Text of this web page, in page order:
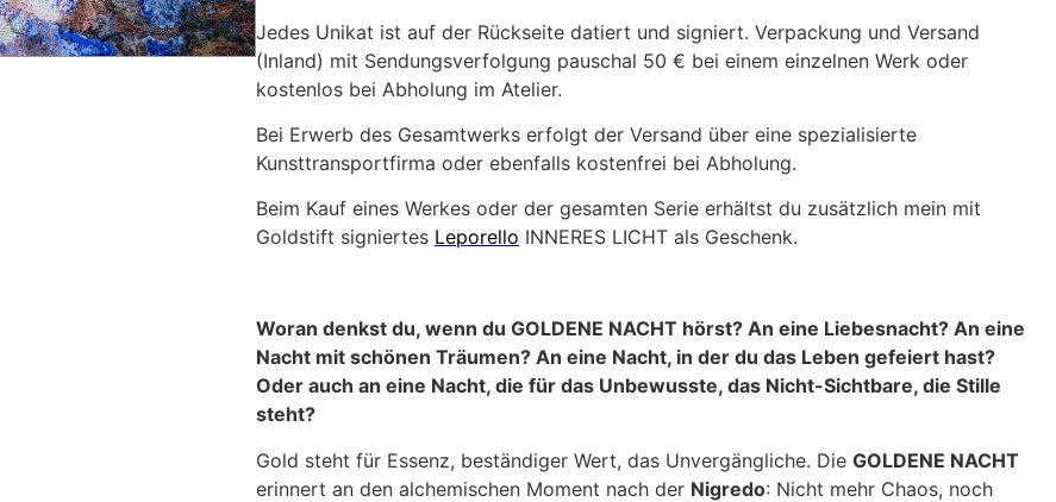
Jedes Unikat ist auf der Rückseite datiert und signiert. Verpackung und Versand
(Inland) mit Sendungsverfolgung pauschal 50 € bei einem einzelnen Werk oder
kostenlos bei Abholung im Atelier.
Bei Erwerb des Gesamtwerks erfolgt der Versand über eine spezialisierte
Kunsttransportfirma oder ebenfalls kostenfrei bei Abholung.
Beim Kauf eines Werkes oder der gesamten Serie erhältst du zusätzlich mein mit
Goldstift signiertes Leporello INNERES LICHT als Geschenk.
Woran denkst du, wenn du GOLDENE NACHT hörst? An eine Liebesnacht? An eine
Nacht mit schönen Träumen? An eine Nacht, in der du das Leben gefeiert hast?
Oder auch an eine Nacht, die für das Unbewusste, das Nicht-Sichtbare, die Stille
steht?
Gold steht für Essenz, beständiger Wert, das Unvergängliche. Die GOLDENE NACHT
erinnert an den alchemischen Moment nach der Nigredo: Nicht mehr Chaos, noch